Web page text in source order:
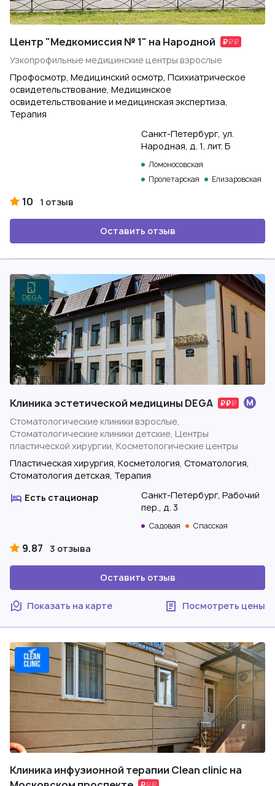
Центр "Медкомиссия № 1" на Народной
Узкопрофильные медицинские центры взрослые
Профосмотр, Медицинский осмотр, Психиатрическое
освидетельствование, Медицинское
освидетельствование и медицинская экспертиза,
Терапия
Санкт-Петербург, ул.
Народная, д. 1, лит. Б
Ломоносовская
Пролетарская
Елизаровская
10 1 отзыв
Оставить отзыв
Клиника эстетической медицины DEGA
Стоматологические клиники взрослые,
Стоматологические клиники детские, Центры
пластической хирургии, Косметологические центры
Пластическая хирургия, Косметология, Стоматология,
Стоматология детская, Терапия
Есть стационар
Санкт-Петербург, Рабочий
пер., д. 3
Садовая Спасская
9.87 3 отзыва
Оставить отзыв
Показать на карте Посмотреть цены
Клиника инфузионной терапии Clean clinic на